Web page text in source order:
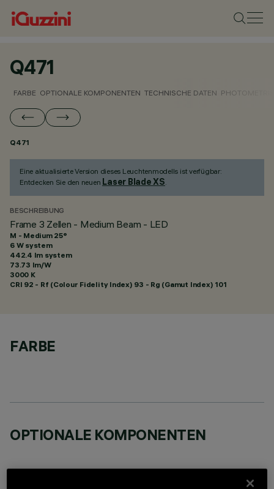
Q471
FARBE OPTIONALE KOMPONENTEN TECHNISCHE DATEN
Q471
Eine aktualisierte Version dieses Leuchtenmodells ist verfügbar:
Entdecken Sie den neuen Laser Blade XS.
BESCHREIBUNG
Frame 3 Zellen - Medium Beam - LED
M - Medium 25°
6 W system
442.4 lm system
73.73 lm/W
3000 K
CRI 92 - Rf (Colour Fidelity Index) 93 - Rg (Gamut Index) 101
FARBE
OPTIONALE KOMPONENTEN